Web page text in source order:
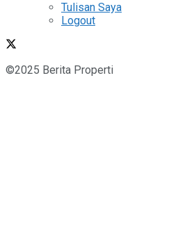
Tulisan Saya
Logout
©2025 Berita Properti